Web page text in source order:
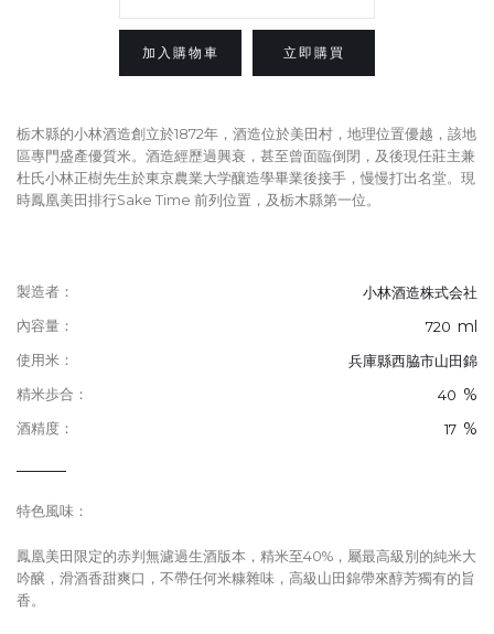
立即購買
栃木縣的小林酒造創立於1872年，酒造位於美田村，地理位置優越，該地
區專門盛產優質米。酒造經歷過興衰，甚至曾面臨倒閉，及後現任莊主兼
杜氏小林正樹先生於東京農業大学釀造學畢業後接手，慢慢打出名堂。現
時鳳凰美田排行Sake Time 前列位置，及栃木縣第一位。
製造者： 小林酒造株式会社
內容量： 720 ml
使用米： 兵庫縣西脇市山田錦
精米歩合： 40 %
酒精度： 17 %
特色風味：
鳳凰美田限定的赤判無濾過生酒版本，精米至40%，屬最高級別的純米大
吟醸，滑酒香甜爽口，不帶任何米糠雜味，高級山田錦帶來醇芳獨有的旨
香。